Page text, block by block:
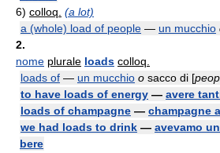
6) colloq. (a lot)
a (whole) load of people — un mucchio
2.
nome plurale loads colloq.
loads of — un mucchio o sacco di [
to have loads of energy — avere
loads of champagne — champagne
we had loads to drink — avevamo
bere